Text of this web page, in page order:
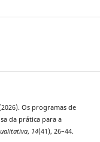
Os programas de
da prática para a
, 14(41), 26–44.